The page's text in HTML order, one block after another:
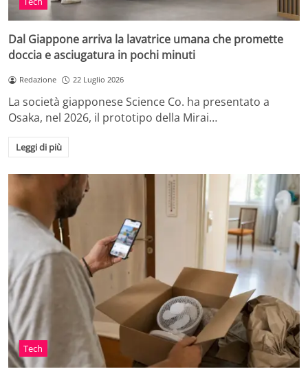
Dal Giappone arriva la lavatrice umana che promette
doccia e asciugatura in pochi minuti
Redazione 22 Luglio 2026
La società giapponese Science Co. ha presentato a
Osaka, nel 2026, il prototipo della Mirai…
Leggi di più
Tech